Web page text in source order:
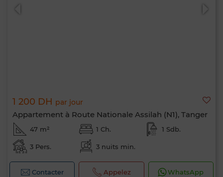
1 200 DH par jour
Appartement à Route Nationale Assilah (N1), Tanger
47 m² 1 Ch. 1 Sdb.
3 Pers. 3 nuits min.
Contacter Appelez WhatsApp
Bonjour, je suis MIA. Quel critère souhaitez-
vous appliquer maintenant ?